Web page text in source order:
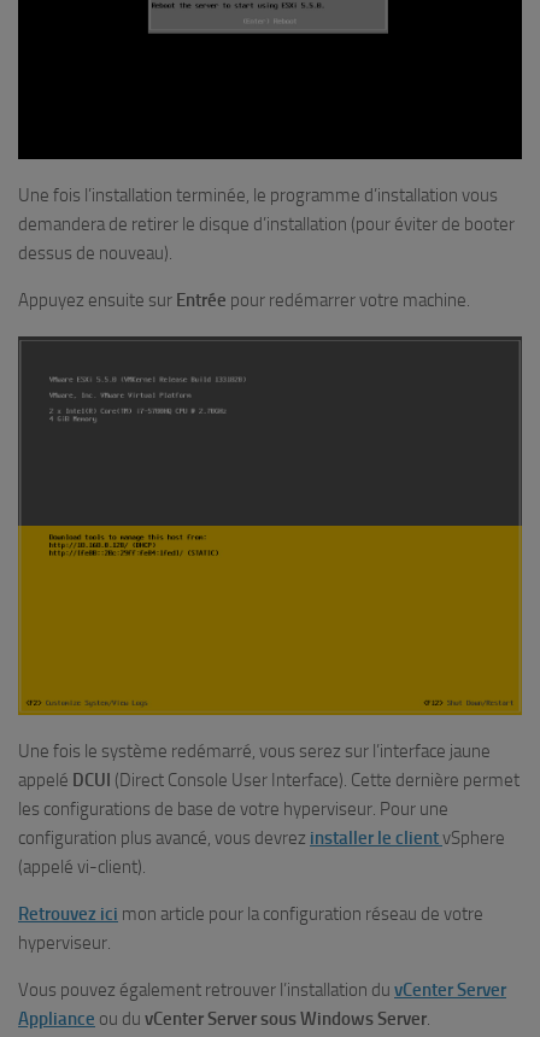
Une fois l’installation terminée, le programme d’installation vous
demandera de retirer le disque d’installation (pour éviter de booter
dessus de nouveau).
Appuyez ensuite sur Entrée pour redémarrer votre machine.
Une fois le système redémarré, vous serez sur l’interface jaune
appelé DCUI (Direct Console User Interface). Cette dernière permet
les configurations de base de votre hyperviseur. Pour une
configuration plus avancé, vous devrez installer le clientvSphere
(appelé vi-client).
Retrouvez ici mon article pour la configuration réseau de votre
hyperviseur.
Vous pouvez également retrouver l’installation du vCenter Server
Appliance ou du vCenter Server sous Windows Server